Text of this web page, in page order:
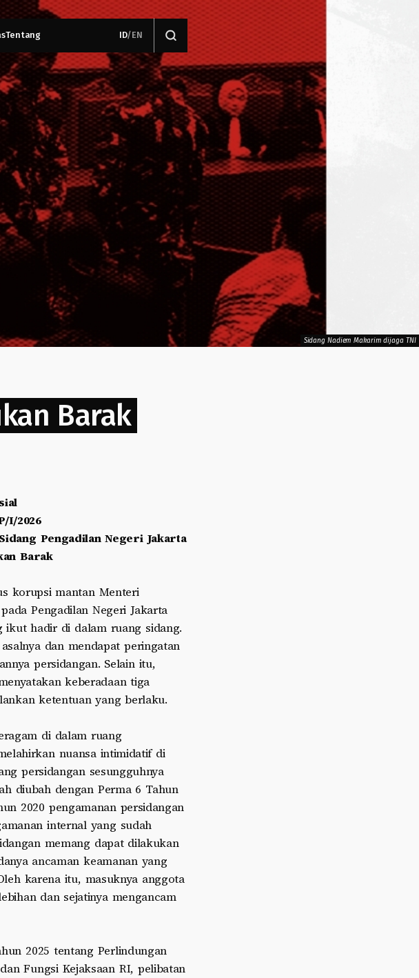
Tentang ID/EN
Sidang Nadiem Makarim dijaga TNI
Barak
I/2026
Pengadilan Negeri Jakarta
Barak
korupsi mantan Menteri
Pengadilan Negeri Jakarta
ikut hadir di dalam ruang sidang.
dan mendapat peringatan
persidangan. Selain itu,
keberadaan tiga
ketentuan yang berlaku.
di dalam ruang
nuansa intimidatif di
persidangan sesungguhnya
diubah dengan Perma 6 Tahun
2020 pengamanan persidangan
internal yang sudah
memang dapat dilakukan
ancaman keamanan yang
karena itu, masuknya anggota
dan sejatinya mengancam
2025 tentang Perlindungan
Fungsi Kejaksaan RI, pelibatan